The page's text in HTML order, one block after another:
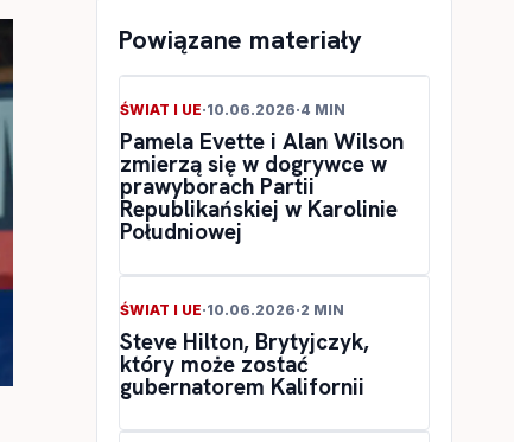
Powiązane materiały
ŚWIAT I UE·10.06.2026·4 MIN
Pamela Evette i Alan Wilson
zmierzą się w dogrywce w
prawyborach Partii
Republikańskiej w Karolinie
Południowej
ŚWIAT I UE·10.06.2026·2 MIN
Steve Hilton, Brytyjczyk,
który może zostać
gubernatorem Kalifornii